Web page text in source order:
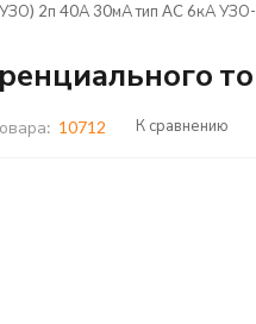
2п 40А 30мА тип AC 6кА УЗО-
10712 К сравнению